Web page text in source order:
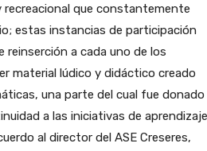
que constantemente
estas instancias de participación
reinserción a cada uno de los
material lúdico y didáctico creado
una parte del cual fue donado
a las iniciativas de aprendizaje
al director del ASE Creseres,